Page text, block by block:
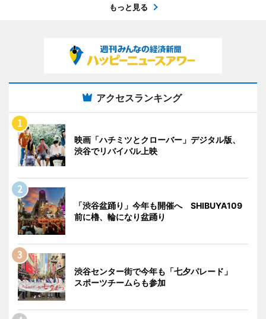
もっと見る
アクセスランキング
映画「ハチミツとクローバー」デジタル版、
渋谷でリバイバル上映
「渋谷盆踊り」今年も開催へ SHIBUYA109
前に櫓、輪になり盆踊り
渋谷センター街で今年も「七夕パレード」
スポーツチームらも参加